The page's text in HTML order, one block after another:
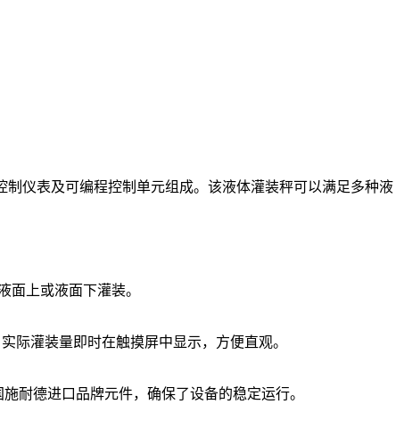
仪表及可编程控制单元组成。该液体灌装秤可以满足多种液
上或液面下灌装。
灌装量即时在触摸屏中显示，方便直观。
德进口品牌元件，确保了设备的稳定运行。